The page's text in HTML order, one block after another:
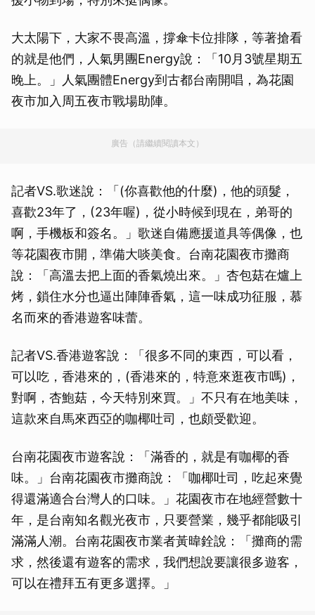
大太陽下，大家不畏高溫，撐傘卡位排隊，等著搶看
的就是他們，人氣男團Energy說：「10月3號星期五
晚上。」人氣團體Energy到古都台南開唱，為花園
夜市加入周五夜市戰場助陣。
廣告（請繼續閱讀本文）
記者VS.歌迷說：「(你喜歡他的什麼)，他的頭髮，
喜歡23年了，(23年喔)，從小時候到現在，弟哥的
啊，手機板和簽名。」歌迷自備應援道具等偶像，也
等花園夜市開，準備大啖美食。台南花園夜市攤商
說：「高溫去把上面的香氣燒出來。」杏包菇在爐上
烤，鎖住水分也逼出陣陣香氣，這一味成功征服，慕
名而來的香港遊客味蕾。
記者VS.香港遊客說：「很多不同的東西，可以看，
可以吃，香港來的，(香港來的，特意來逛夜市嗎)，
對啊，杏鮑菇，今天特別來買。」不只有在地美味，
這款來自馬來西亞的咖椰吐司，也頗受歡迎。
台南花園夜市遊客說：「滿香的，就是有咖椰的香
味。」台南花園夜市攤商說：「咖椰吐司，吃起來覺
得還滿適合台灣人的口味。」花園夜市在地經營數十
年，是台南知名觀光夜市，只要營業，幾乎都能吸引
滿滿人潮。台南花園夜市業者黃暐銓說：「攤商的需
求，然後還有遊客的需求，我們想說要讓很多遊客，
可以在禮拜五有更多選擇。」